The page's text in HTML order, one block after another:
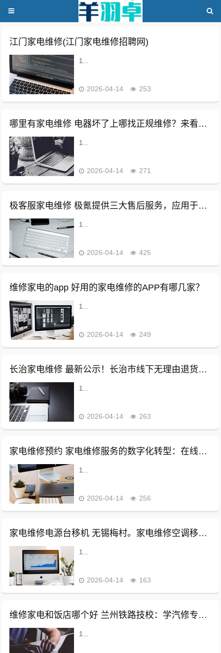
江门家电维修(江门家电维修招聘网)
1...
2026-04-14 253
哪里有家电维修 电器坏了上哪找正规维修？来看这份最新名单
1...
2026-04-14 271
极客服家电维修 极氪提供三大售后服务，应用于极端天气的用车贴士
1...
2026-04-14 425
维修家电的app 好用的家电维修的APP有哪几家？
1...
2026-04-14 249
长治家电维修 最新公示！长治市线下无理由退货承诺单位名单
1...
2026-04-14 263
家电维修预约 家电维修服务的数字化转型：在线预约与客户管理
1...
2026-04-14 256
家电维修电源台移机 无锡梅村。家电维修空调移机维修。
1...
2026-04-14 163
维修家电和饭店哪个好 兰州铁路技校：学汽修专业好？还是学厨师专业好？
1...